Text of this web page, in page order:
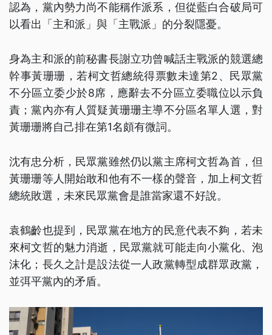
認為，黨內勢力尚不能稱作派系，但從藍白合破局可
以看出「主和派」與「主戰派」的分裂隱憂。
身為主和派的前秘書長謝立功曾喊話主戰派的競選總
幹事黃珊珊，若柯文哲總統得票數未達第2、民眾黨
不分區立委少於8席，應辭去不分區立委職位以示負
責；黨內亦有人質疑黃珊珊主導不分區名單人選，對
黃珊珊將自己排在第1名頗有微詞。
沈有忠分析，民眾黨雖然仍以黨主席柯文哲為首，但
黃珊珊等人開始敢和他有不一樣的聲音，加上柯文哲
總統敗選，未來民眾黨會是誰當家還不好說。
袁鶴齡也提到，民眾黨在地方的民意代表不夠，若未
來柯文哲的魅力消逝，民眾黨就可能走向小黨化、泡
沫化；長久之計是設法從一人政黨轉型成群眾政黨，
並弭平黨內的矛盾。